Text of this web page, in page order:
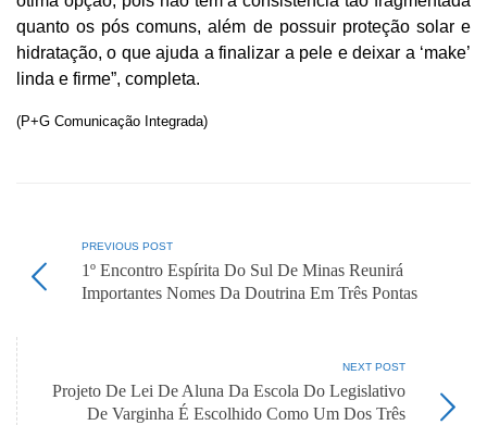
quanto os pós comuns, além de possuir proteção solar e
hidratação, o que ajuda a finalizar a pele e deixar a ‘make’
linda e firme”, completa.
(P+G Comunicação Integrada)
PREVIOUS POST
1º Encontro Espírita Do Sul De Minas Reunirá
Importantes Nomes Da Doutrina Em Três Pontas
NEXT POST
Projeto De Lei De Aluna Da Escola Do Legislativo
De Varginha É Escolhido Como Um Dos Três